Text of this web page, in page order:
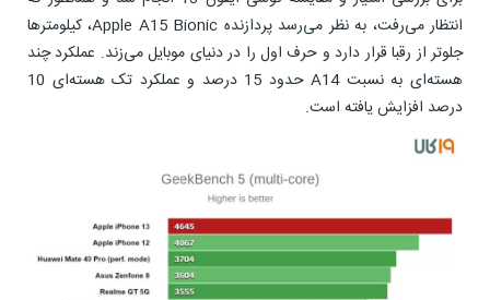
انتظار می‌رفت، به نظر می‌رسد پردازنده Apple A15 Bionic، کیلومترها
جلوتر از رقبا قرار دارد و حرف اول را در دنیای موبایل می‌زند. عملکرد چند
هسته‌ای به نسبت A14 حدود 15 درصد و عملکرد تک هسته‌ای 10
درصد افزایش یافته است.